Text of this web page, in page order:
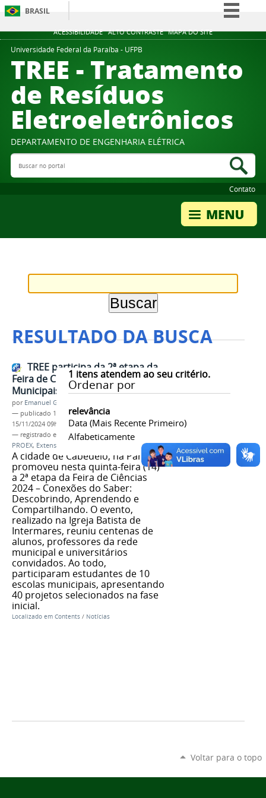
ACESSIBILIDADE ALTO CONTRASTE MAPA DO SITE
BRASIL
Simplifique!
Participe
Canais
Universidade Federal da Paraíba - UFPB
TREE - Tratamento
de Resíduos
Eletroeletrônicos
DEPARTAMENTO DE ENGENHARIA ELÉTRICA
Buscar no portal
Contato
RESULTADO DA BUSCA
1 itens atendem ao seu critério.
Ordenar por
relevância
Data (mais Recente Primeiro)
Alfabeticamente
TREE participa da 2ª etapa da
Feira de Ciências das Escolas
Municipais de Cabedelo
por Emanuel Gomes Soares
— publicado 18/11/2024—última modificação
15/11/2024 09h54
— registrado em:
Cabedelo,Feiras,TREE
PROEX, Extensão
A cidade de Cabedelo, na Paraíba,
promoveu nesta quinta-feira (14)
a 2ª etapa da Feira de Ciências
2024 – Conexões do Saber:
Descobrindo, Aprendendo e
Compartilhando. O evento,
realizado na Igreja Batista de
Intermares, reuniu centenas de
alunos, professores da rede
municipal e universitários
convidados. Ao todo,
participaram estudantes de 10
escolas municipais, apresentando
40 projetos selecionados na fase
inicial.
Localizado em Contents / Notícias
Voltar para o topo